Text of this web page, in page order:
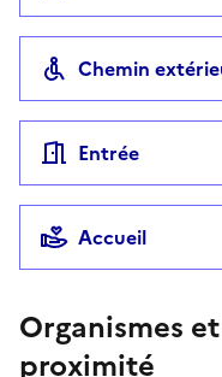
Chemin
Entrée
Accueil
Organismes
proximité